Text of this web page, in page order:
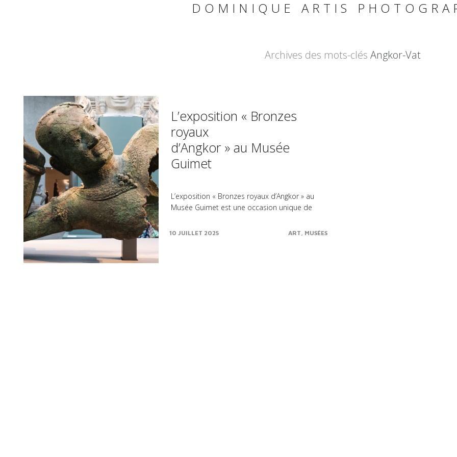
DOMINIQUE ARTIS
Archives des mots-clés Angkor-Vat
L’exposition « Bronzes
royaux
d’Angkor » au Musée
Guimet
L’exposition « Bronzes royaux d’Angkor » au
Musée Guimet est une occasion unique de
cœur de cette..
10 JUILLET 2025 ART MUSÉES